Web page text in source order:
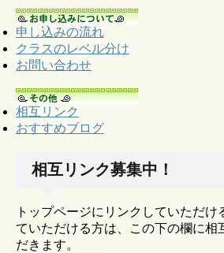
申し込みの流れ
クラスのレベル分け
お問い合わせ
相互リンク
おすすめブログ
相互リンク募集中！
トップページにリンクしていただけ
ていただける方は、この下の欄に相
だきます。